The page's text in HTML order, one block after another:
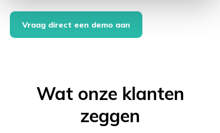
Vraag direct een demo aan
Wat onze klanten
zeggen